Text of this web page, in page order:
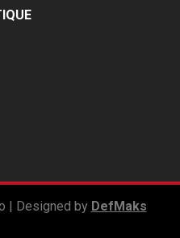
| Designed by DefMaks